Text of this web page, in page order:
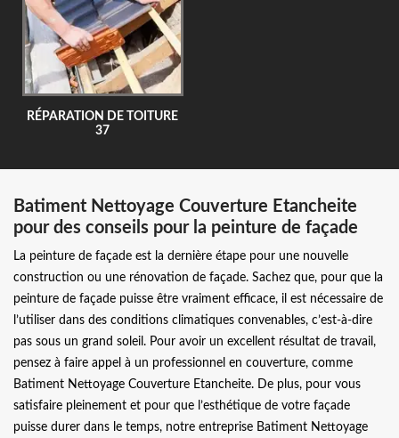
RÉPARATION DE TOITURE
37
Batiment Nettoyage Couverture Etancheite
pour des conseils pour la peinture de façade
La peinture de façade est la dernière étape pour une nouvelle
construction ou une rénovation de façade. Sachez que, pour que la
peinture de façade puisse être vraiment efficace, il est nécessaire de
l’utiliser dans des conditions climatiques convenables, c’est-à-dire
pas sous un grand soleil. Pour avoir un excellent résultat de travail,
pensez à faire appel à un professionnel en couverture, comme
Batiment Nettoyage Couverture Etancheite. De plus, pour vous
satisfaire pleinement et pour que l’esthétique de votre façade
puisse durer dans le temps, notre entreprise Batiment Nettoyage